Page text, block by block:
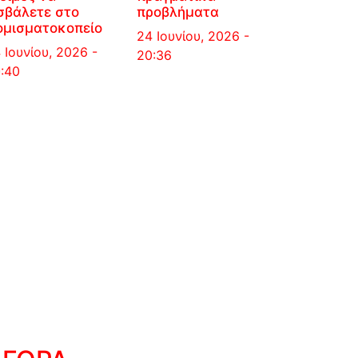
στο
Ιουνίου, 2026 -
προβλήματα
24 Ιουνίου, 2026 -
20:36